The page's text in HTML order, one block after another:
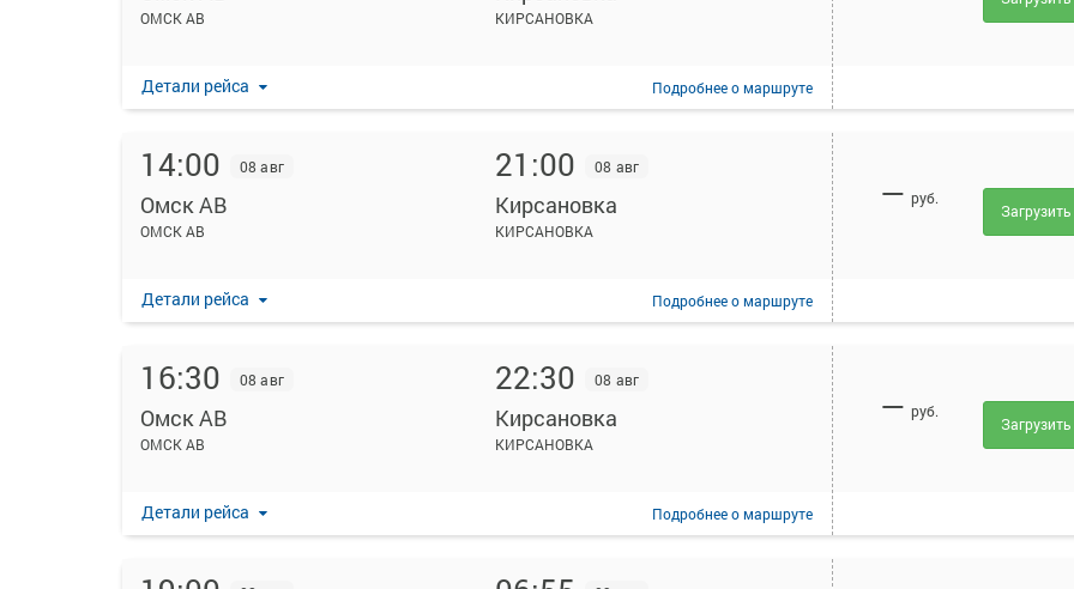
ОМСК АВ КИРСАНОВКА
Детали рейса Подробнеео маршруте
14:00 08 авг
Омск АВ
ОМСК АВ
21:00 08 авг
Кирсановка
КИРСАНОВКА
Детали рейса Подробнеео маршруте
— руб.
16:30 08 авг
Омск АВ
ОМСК АВ
22:30 08 авг
Кирсановка
КИРСАНОВКА
Детали рейса Подробнеео маршруте
— руб.